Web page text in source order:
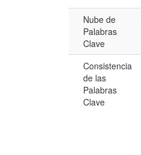
Nube de
Palabras
Clave
Consistencia
de las
Palabras
Clave